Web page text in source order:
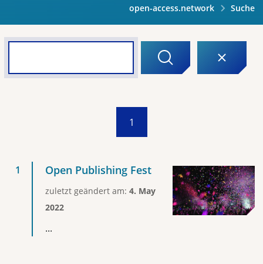
open-access.network Suche
1
Open Publishing Fest
zuletzt geändert am: 4. May
2022
...